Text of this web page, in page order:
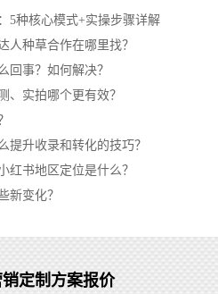
5种核心模式+实操步骤详解
人种草合作在哪里找？
回事？如何解决？
、实拍哪个更有效？
提升收录和转化的技巧？
红书地区定位是什么？
新变化？
定制方案报价